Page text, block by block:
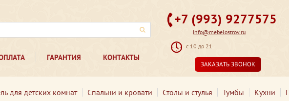
ГАРАНТИЯ КОНТАКТЫ
+7 (993) 9277575
info@mebelostrov.ru
с 10 до 21
ЗАКАЗАТЬ ЗВОНОК
для детских комнат Спальни и кровати Столы и стулья Тумбы Кухни